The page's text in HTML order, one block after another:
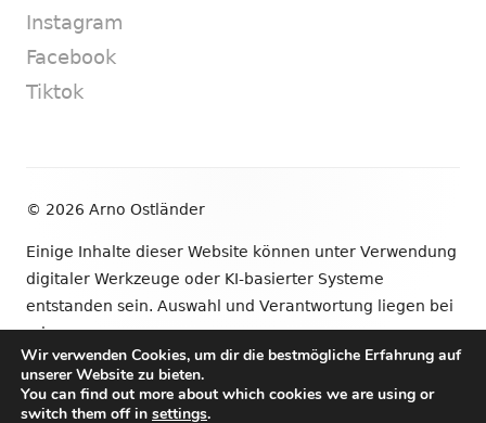
Instagram
Facebook
Tiktok
© 2026 Arno Ostländer
Einige Inhalte dieser Website können unter Verwendung
digitaler Werkzeuge oder KI-basierter Systeme
entstanden sein. Auswahl und Verantwortung liegen bei
mir.
•VerwendetTiny Framework
Wir verwenden Cookies, um dir die bestmögliche Erfahrung auf
unserer Website zu bieten.
You can find out more about which cookies we are using or
switch them off in settings.